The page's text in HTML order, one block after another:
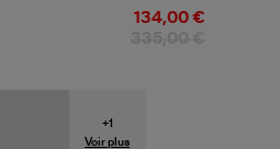
134,00 €
+1
Voir plus